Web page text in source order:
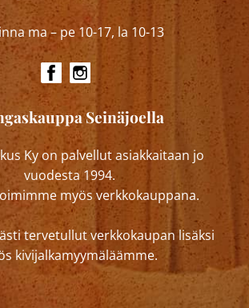
ma – pe 10-17, la 10-13
Seinäjoella
Ky on palvellut asiakkaitaan jo
vuodesta 1994.
myös verkkokauppana.
tervetullut verkkokaupan lisäksi
kivijalkamyymäläämme.